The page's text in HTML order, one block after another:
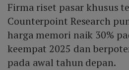
Firma riset pasar khusus
Counterpoint Research
harga memori naik 30%
keempat 2025 dan
pada awal tahun depan.